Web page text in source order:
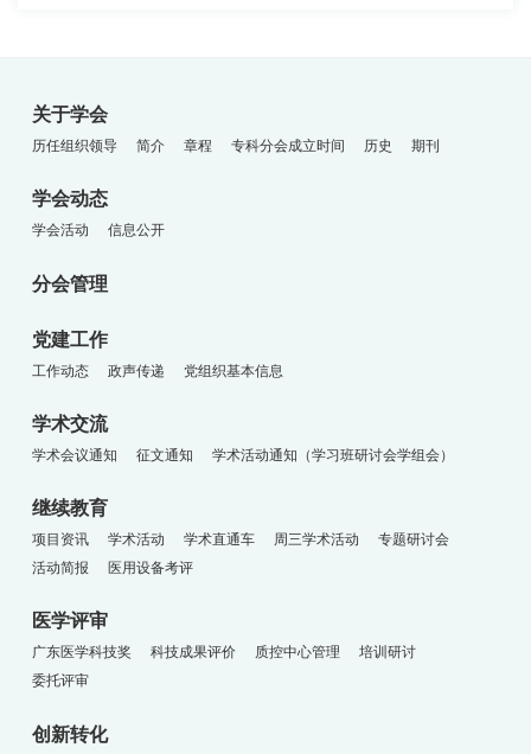
关于学会
历任组织领导 简介 章程 专科分会成立时间 历史 期刊
学会动态
学会活动 信息公开
分会管理
党建工作
工作动态 政声传递 党组织基本信息
学术交流
学术会议通知 征文通知 学术活动通知（学习班研讨会学组会）
继续教育
项目资讯 学术活动 学术直通车 周三学术活动
专题研讨会
活动简报
医用设备考评
医学评审
广东医学科技奖 科技成果评价 质控中心管理
培训研讨
委托评审
创新转化